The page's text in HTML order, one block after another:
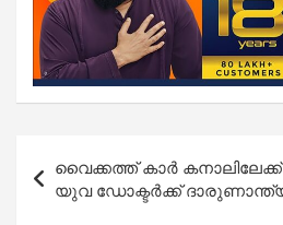
navigation
വൈക്കത്ത് കാർ
യുവ ഡോക്ടര്‍ക്ക്